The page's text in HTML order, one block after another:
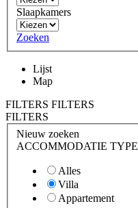
Slaapkamers
Zoeken
Lijst
Map
FILTERS FILTERS
FILTERS
Nieuw zoeken
ACCOMMODATIE TYPE
Alles
Villa
Appartement